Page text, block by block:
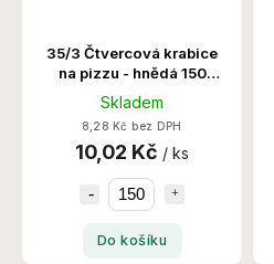
35/3 Čtvercová krabice
na pizzu - hnědá 150
Ks/Krt
Skladem
8,28 Kč bez DPH
10,02 Kč / ks
Do košíku